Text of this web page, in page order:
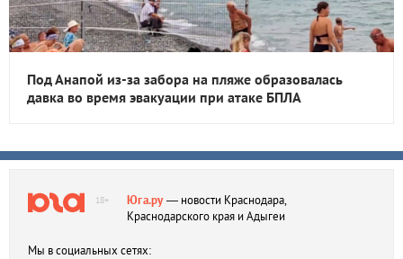
Под Анапой из-за забора на пляже образовалась
давка во время эвакуации при атаке БПЛА
18+ Юга.ру— новости Краснодара,
Краснодарского края и Адыгеи
Мы в социальных сетях: